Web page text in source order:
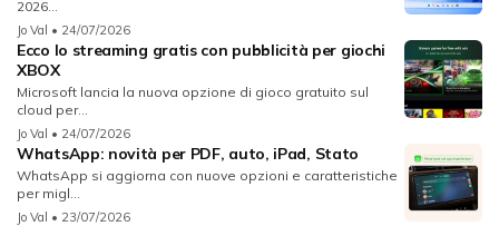
2026...
Jo Val • 24/07/2026
Ecco lo streaming gratis con pubblicità per giochi
XBOX
Microsoft lancia la nuova opzione di gioco gratuito sul
cloud per...
Jo Val • 24/07/2026
WhatsApp: novità per PDF, auto, iPad, Stato
WhatsApp si aggiorna con nuove opzioni e caratteristiche
per migl...
Jo Val • 23/07/2026